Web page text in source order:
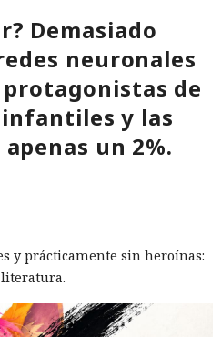
Demasiado
neuronales
de
y las
un 2%.
y prácticamente sin heroínas: